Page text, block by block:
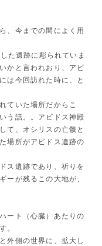
、今までの間によく用
た遺跡に彫られていま
かと言われおり、アビ
は今回訪れた時に、と
ていた場所だからこ
う話。。アビドス神殿
て、オシリスの亡骸と
場所がアビドス遺跡の
ス遺跡であり、祈りを
ーが残るこの大地が、
ート（心臓）あたりの
。
外側の世界に、拡大し